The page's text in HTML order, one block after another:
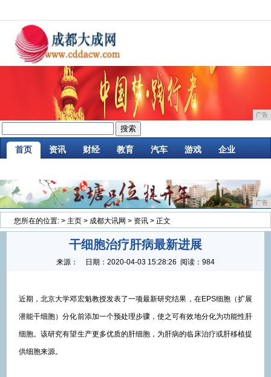
广告
首页 资讯 财经 教育 汽车 游戏 企业
广告
您所在的位置: > 主页 > 成都大讯网 > 资讯 > 正文
干细胞治疗肝病最新进展
来源： 日期： 2020-04-03 15:28:26 阅读：984
近期，北京大学邓宏魁教授发表了一项最新研究结果，在EPS细胞（扩展
潜能干细胞）分化前添加一个预处理步骤，使之可有效地分化为功能性肝
细胞。该研究有望生产更多优质的肝细胞，为肝病的临床治疗或肝移植提
供细胞来源。